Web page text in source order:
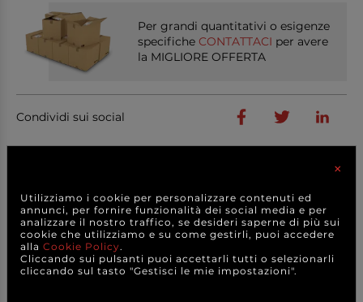
Per grandi quantitativi o esigenze
specifiche CONTATTACI per avere
la MIGLIORE OFFERTA
Condividi sui social
PRODOTTICORRELATI
×
Utilizziamo i cookie per personalizzare contenuti ed
annunci, per fornire funzionalità dei social media e per
analizzare il nostro traffico, se desideri saperne di più sui
cookie che utilizziamo e su come gestirli, puoi accedere
alla Cookie Policy.
Cliccando sui pulsanti puoi accettarli tutti o selezionarli
cliccando sul tasto "Gestisci le mie impostazioni".